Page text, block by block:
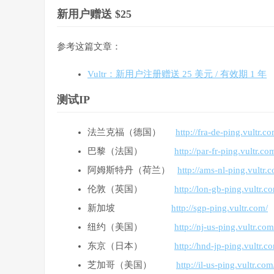
新用户赠送 $25
参考这篇文章：
Vultr：新用户注册赠送 25 美元 / 有效期 1 年
测试IP
法兰克福（德国） http://fra-de-
巴黎（法国） http://par-fr-
阿姆斯特丹（荷兰） http://ams-nl-
伦敦（英国） http://lon-gb-
新加坡 http://sgp-ping.vultr.com/
纽约（美国） http://nj-us-
东京（日本） http://hnd-jp-
芝加哥（美国） http://il-us-